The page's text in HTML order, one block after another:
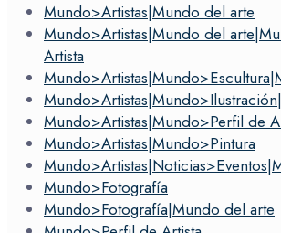
Mundo>Artistas|Mundo del arte
Mundo>Artistas|Mundo del
Artista
Mundo>Artistas|Mundo>Perfil de
Mundo>Artistas|Mundo>Pintura
Mundo>Fotografía
Mundo>Fotografía|Mundo del arte